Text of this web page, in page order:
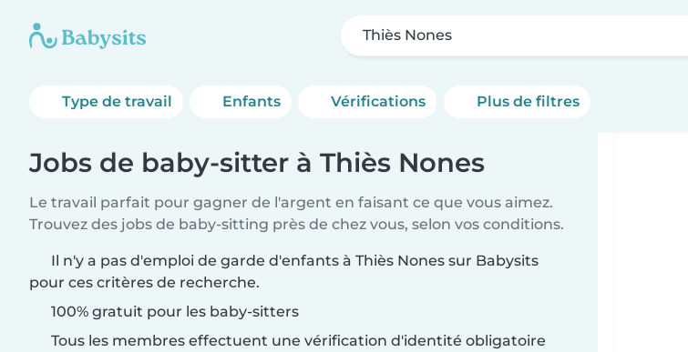
Thiès Nones
Type de travail Enfants Vérifications Plus de filtres
Jobs de baby-sitter à Thiès Nones
Le travail parfait pour gagner de l'argent en faisant ce que vous aimez.
Trouvez des jobs de baby-sitting près de chez vous, selon vos conditions.
Il n'y a pas d'emploi de garde d'enfants à Thiès Nones sur Babysits
pour ces critères de recherche.
100% gratuit pour les baby-sitters
Tous les membres effectuent une vérification d'identité obligatoire